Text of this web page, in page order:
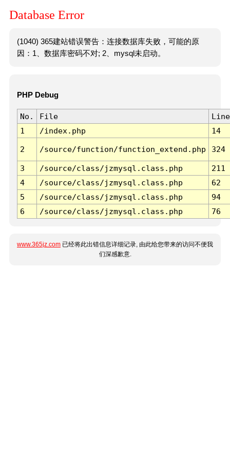
Database Error
(1040) 365建站错误警告：连接数据库失败，可能的原
因：1、数据库密码不对; 2、mysql未启动。
PHP Debug
No. File
Line
1
/index.php 14
2 /source/function/function_extend.php 324
3 /source/class/jzmysql.class.php
211
4
/source/class/jzmysql.class.php
62
5
/source/class/jzmysql.class.php
94
6
/source/class/jzmysql.class.php 76
www.365jz.com 已经将此出错信息详细记录, 由此给您带来的访问不便我
们深感歉意.